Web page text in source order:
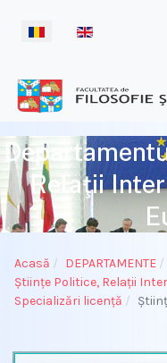
Selectați limba dvs
Relaţii
Acasă
DEPARTAMENTE
Ştiinţe Politice, Relaţii
Specializări licenţă